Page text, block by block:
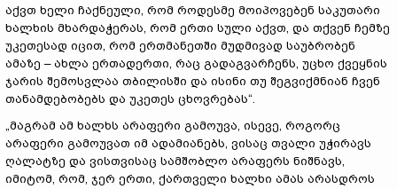
აქვთ ხელი ჩაქნეული, რომ როდესმე მოიპოვებენ საკუთარი
ხალხის მხარდაჭერას, რომ ერთი სული აქვთ, და თქვენ ჩემზე
უკეთესად იცით, რომ ერთმანეთში მუდმივად საუბრობენ
ამაზე – ახლა ერთადერთი, რაც გადაგვარჩენს, უცხო ქვეყნის
ჯარის შემოსვლაა თბილისში და ისინი თუ შეგვიქმნიან ჩვენ
თანამდებობებს და უკეთეს ცხოვრებას“.
„მაგრამ ამ ხალხს არაფერი გამოუვა, ისევე, როგორც
არაფერი გამოუვათ იმ ადამიანებს, ვისაც თვალი უჭირავს
ღალატზე და ვისთვისაც სამშობლო არაფერს ნიშნავს,
იმიტომ, რომ, ჯერ ერთი, ქართველი ხალხი ამას არასდროს